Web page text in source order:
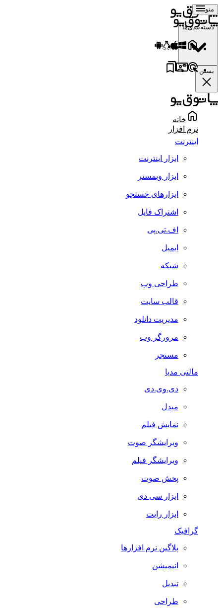
منو
دسته‌بندی‌ها
بستن
خانه
نرم افزار
اینترنت
ابزار اینترنت
ابزار وبمستر
ابزارهای جستجو
اشتراک فایل
اف.تی.پی
ایمیل
شبکه
طراحی وب
قالب سایت
مدیریت دانلود
مرورگر وب
مسنجر
مالتی مدیا
دی.وی.دی
مبدل
نمایش فیلم
ویرایشگر صوت
ویرایشگر فیلم
پخش صوت
ابزار سی دی
ابزار رایت
گرافیک
پلاگین نرم افزارها
انیمیشن
تبدیل
طراحی